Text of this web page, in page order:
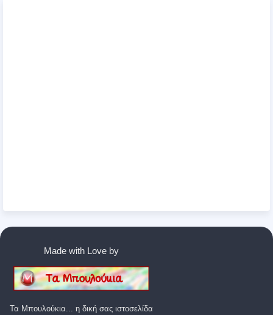
Made with Love by
Τα Μπουλούκια... η δική σας ιστοσελίδα